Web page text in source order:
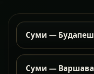
Суми —
Суми — Варшава